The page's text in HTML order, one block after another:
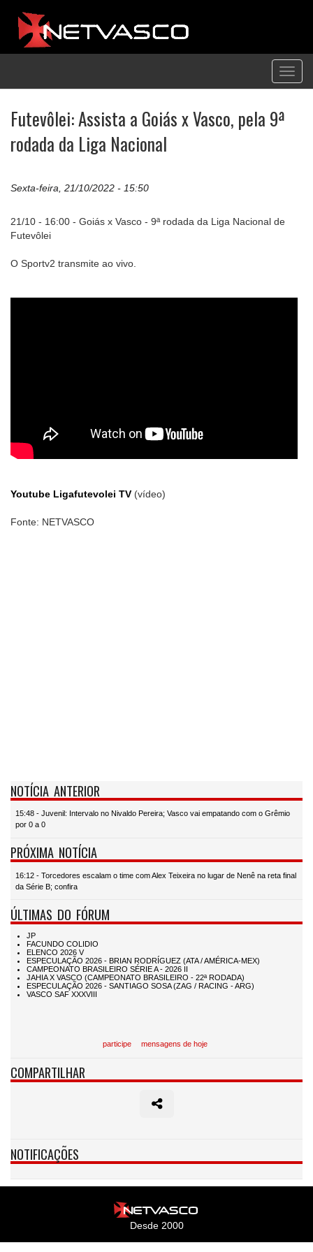
Futevôlei: Assista a Goiás x Vasco, pela 9ª
rodada da Liga Nacional
Sexta-feira, 21/10/2022 - 15:50
21/10 - 16:00 - Goiás x Vasco - 9ª rodada da Liga Nacional de
Futevôlei
O Sportv2 transmite ao vivo.
Youtube Ligafutevolei TV (vídeo)
Fonte: NETVASCO
NOTÍCIA ANTERIOR
15:48 - Juvenil: Intervalo no Nivaldo Pereira; Vasco vai empatando com o Grêmio
por 0 a 0
PRÓXIMA NOTÍCIA
16:12 - Torcedores escalam o time com Alex Teixeira no lugar de Nenê na reta final
da Série B; confira
ÚLTIMAS DO FÓRUM
participe mensagens de hoje
COMPARTILHAR
NOTIFICAÇÕES
Desde 2000